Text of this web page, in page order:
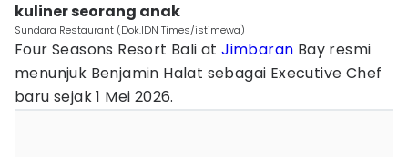
kuliner seorang anak
Sundara Restaurant (Dok.IDN Times/istimewa)
Four Seasons Resort Bali atJimbaran Bay resmi
menunjuk Benjamin Halat sebagai Executive Chef
baru sejak 1 Mei 2026.